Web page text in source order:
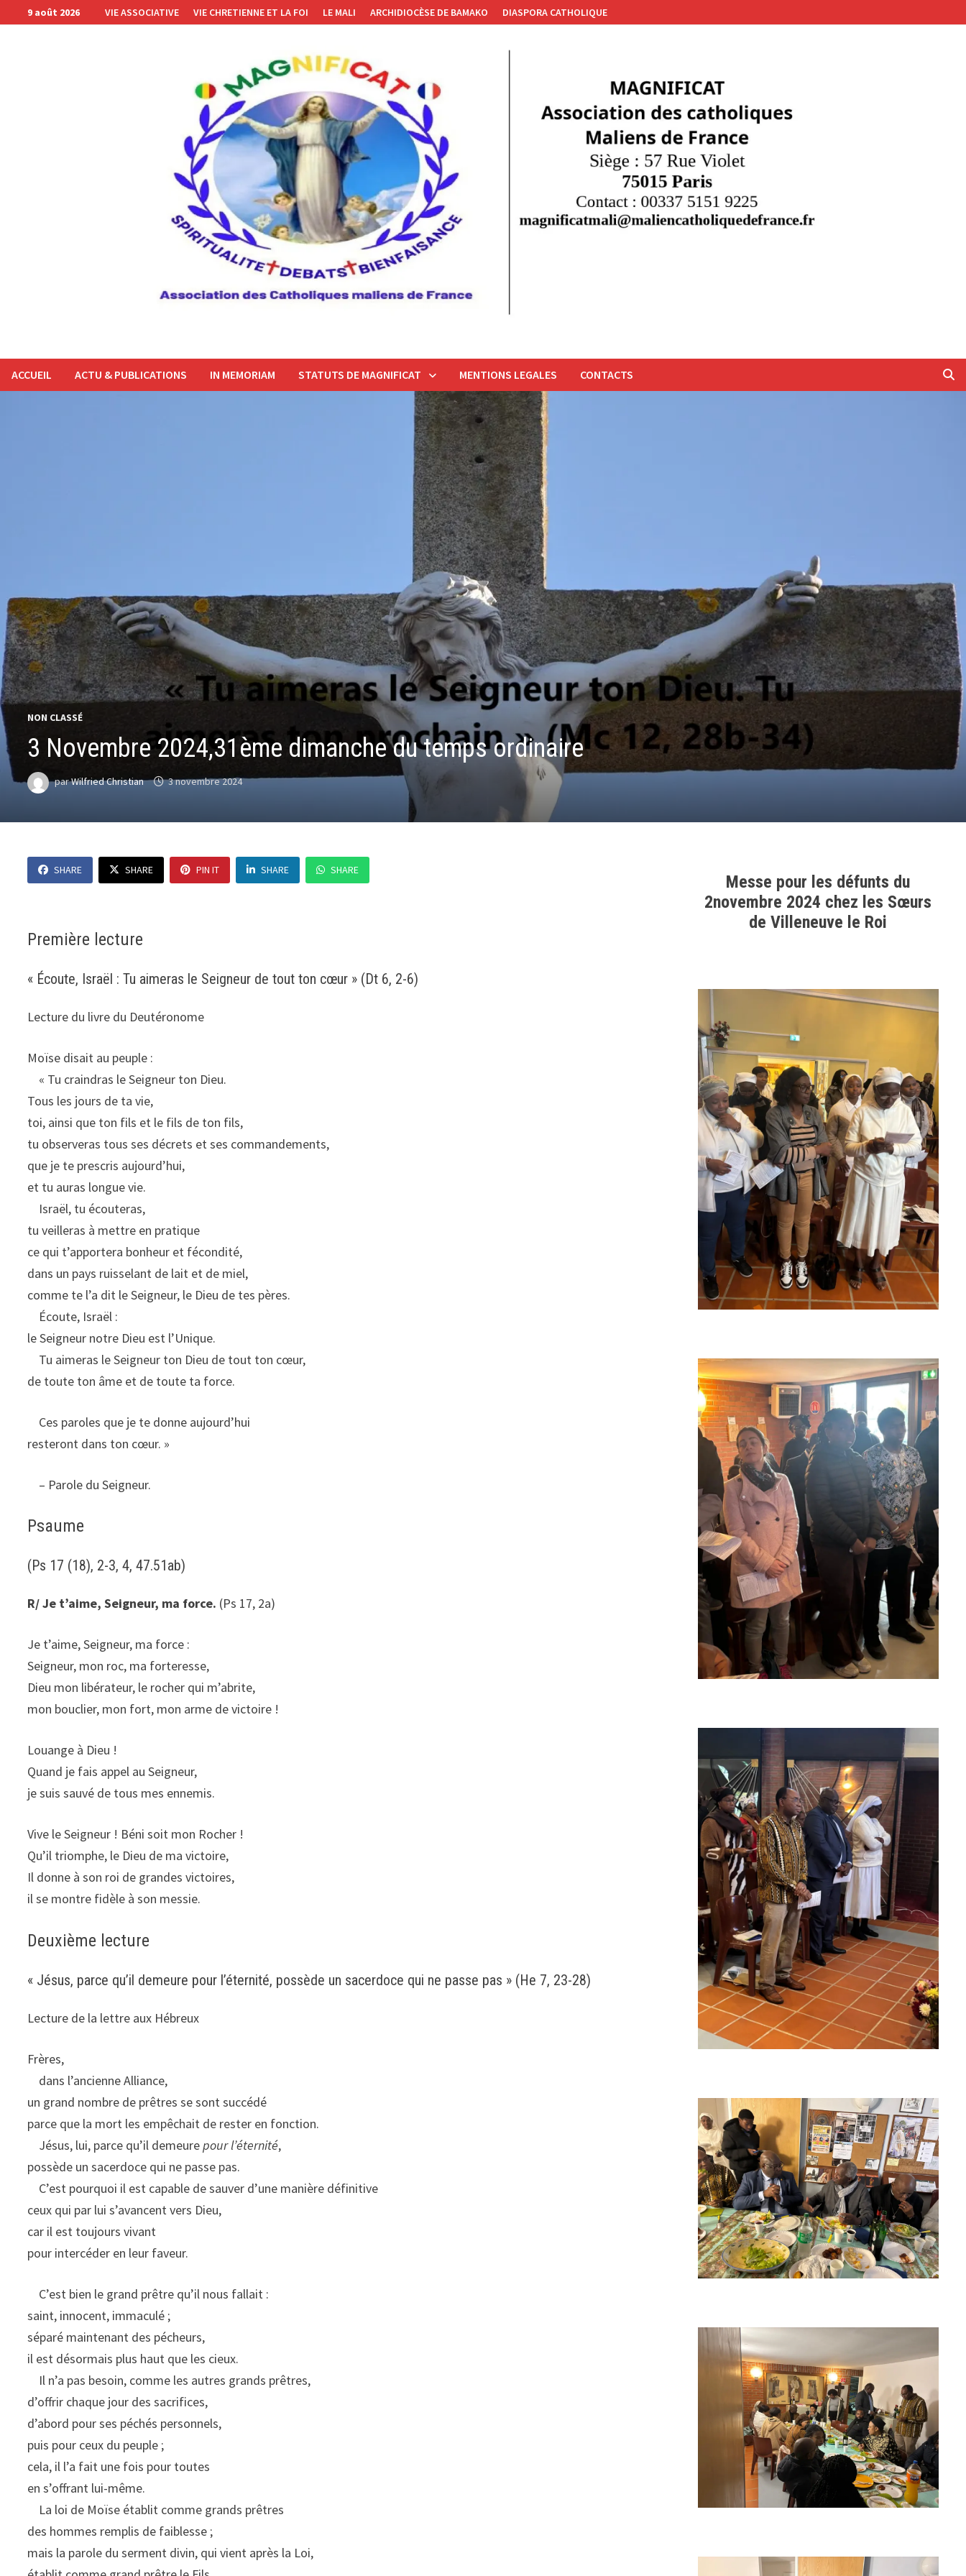
Passer
au
9 août 2026 VIE ASSOCIATIVE VIE CHRETIENNE ET LA FOI LE MALI ARCHIDIOCÈSE DE BAMAKO DIASPORA CATHOLIQUE
ACCUEIL ACTU & PUBLICATIONS IN MEMORIAM STATUTS DE MAGNIFICAT MENTIONS LEGALES CONTACTS
NON CLASSÉ
3 Novembre 2024,31ème dimanche du temps ordinaire
parWilfried Christian 3 novembre 2024
SHARE SHARE PIN IT SHARE SHARE
Première lecture
« Écoute, Israël : Tu aimeras le Seigneur de tout ton cœur » (Dt 6, 2-6)
Lecture du livre du Deutéronome
Moïse disait au peuple :
« Tu craindras le Seigneur ton Dieu.
Tous les jours de ta vie,
toi, ainsi que ton fils et le fils de ton fils,
tu observeras tous ses décrets et ses commandements,
que je te prescris aujourd’hui,
et tu auras longue vie.
Israël, tu écouteras,
tu veilleras à mettre en pratique
ce qui t’apportera bonheur et fécondité,
dans un pays ruisselant de lait et de miel,
comme te l’a dit le Seigneur, le Dieu de tes pères.
Écoute, Israël :
le Seigneur notre Dieu est l’Unique.
Tu aimeras le Seigneur ton Dieu de tout ton cœur,
de toute ton âme et de toute ta force.
Ces paroles que je te donne aujourd’hui
resteront dans ton cœur. »
– Parole du Seigneur.
Psaume
(Ps 17 (18), 2-3, 4, 47.51ab)
R/ Je t’aime, Seigneur, ma force. (Ps 17, 2a)
Je t’aime, Seigneur, ma force :
Seigneur, mon roc, ma forteresse,
Dieu mon libérateur, le rocher qui m’abrite,
mon bouclier, mon fort, mon arme de victoire !
Louange à Dieu !
Quand je fais appel au Seigneur,
je suis sauvé de tous mes ennemis.
Vive le Seigneur ! Béni soit mon Rocher !
Qu’il triomphe, le Dieu de ma victoire,
Il donne à son roi de grandes victoires,
il se montre fidèle à son messie.
Deuxième lecture
« Jésus, parce qu’il demeure pour l’éternité, possède un sacerdoce qui ne passe pas » (He 7, 23-28)
Lecture de la lettre aux Hébreux
Frères,
dans l’ancienne Alliance,
un grand nombre de prêtres se sont succédé
parce que la mort les empêchait de rester en fonction.
Jésus, lui, parce qu’il demeurepour l’éternité,
possède un sacerdoce qui ne passe pas.
C’est pourquoi il est capable de sauver d’une manière définitive
ceux qui par lui s’avancent vers Dieu,
car il est toujours vivant
pour intercéder en leur faveur.
C’est bien le grand prêtre qu’il nous fallait :
saint, innocent, immaculé ;
séparé maintenant des pécheurs,
il est désormais plus haut que les cieux.
Il n’a pas besoin, comme les autres grands prêtres,
d’offrir chaque jour des sacrifices,
d’abord pour ses péchés personnels,
puis pour ceux du peuple ;
cela, il l’a fait une fois pour toutes
en s’offrant lui-même.
La loi de Moïse établit comme grands prêtres
des hommes remplis de faiblesse ;
mais la parole du serment divin, qui vient après la Loi,
Messe pour les défunts du
2novembre 2024 chez les Sœurs
de Villeneuve le Roi